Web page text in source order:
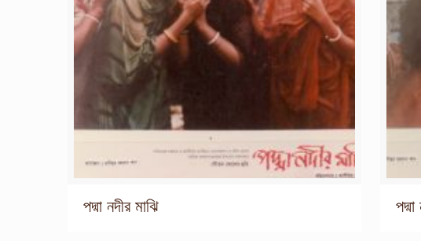
পদ্মা নদীর মাঝি